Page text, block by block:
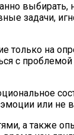
выбирать,
задачи,
только на
с
или не
а также